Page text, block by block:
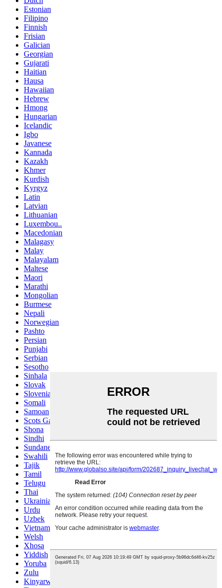
Estonian
Filipino
Finnish
Frisian
Galician
Georgian
Gujarati
Haitian
Hausa
Hawaiian
Hebrew
Hmong
Hungarian
Icelandic
Igbo
Javanese
Kannada
Kazakh
Khmer
Kurdish
Kyrgyz
Latin
Latvian
Lithuanian
Luxembou..
Macedonian
Malagasy
Malay
Malayalam
Maltese
Maori
Marathi
Mongolian
Burmese
Nepali
Norwegian
Pashto
Persian
Punjabi
Serbian
Sesotho
Sinhala
Slovak
Slovenian
Somali
Samoan
Scots Gaelic
Shona
Sindhi
Sundanese
Swahili
Tajik
Tamil
Telugu
Thai
Ukrainian
Urdu
Uzbek
Vietnamese
Welsh
Xhosa
Yiddish
Yoruba
Zulu
Kinyarwanda